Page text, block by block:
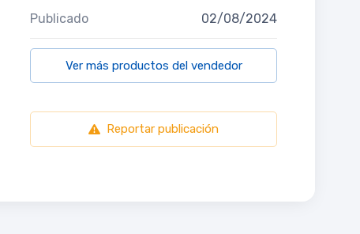
Publicado 02/08/2024
Ver más productos del vendedor
Reportar publicación